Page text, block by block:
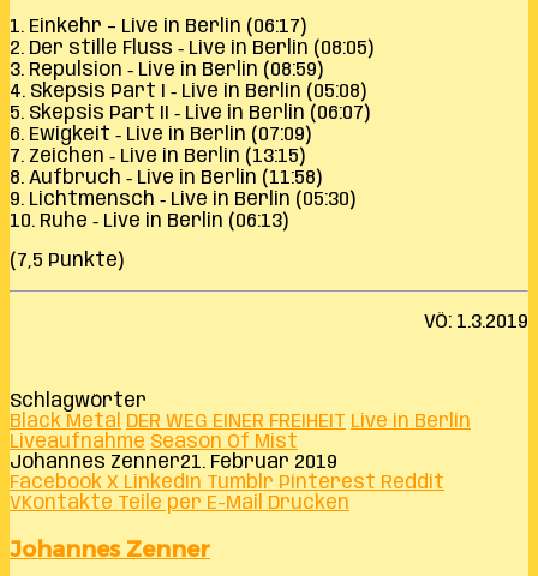
1. Einkehr – Live in Berlin (06:17)
2. Der stille Fluss ‐ Live in Berlin (08:05)
3. Repulsion ‐ Live in Berlin (08:59)
4. Skepsis Part I ‐ Live in Berlin (05:08)
5. Skepsis Part II ‐ Live in Berlin (06:07)
6. Ewigkeit ‐ Live in Berlin (07:09)
7. Zeichen ‐ Live in Berlin (13:15)
8. Aufbruch ‐ Live in Berlin (11:58)
9. Lichtmensch ‐ Live in Berlin (05:30)
10. Ruhe ‐ Live in Berlin (06:13)
(7,5 Punkte)
VÖ: 1.3.2019
Schlagwörter
Black Metal
DER WEG EINER FREIHEIT Live in Berlin
Liveaufnahme Season Of Mist
Johannes Zenner21. Februar 2019
Facebook X LinkedIn Tumblr Pinterest Reddit
VKontakte Teile per E-Mail Drucken
Johannes Zenner